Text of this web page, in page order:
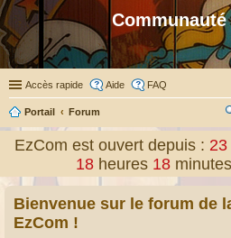
Communauté
Accès rapide Aide FAQ
Portail Forum
EzCom est ouvert depuis : 23
18 heures 18 minutes
Bienvenue sur le forum de
EzCom !